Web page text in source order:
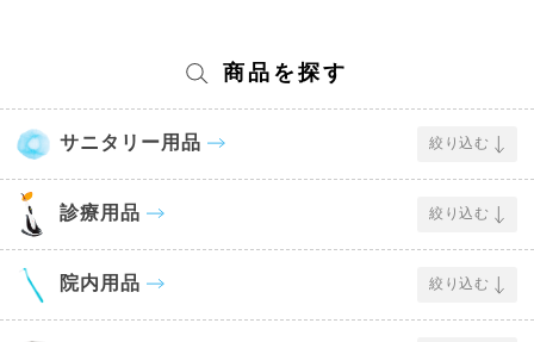
商品を探す
サニタリー用品 絞り込む
診療用品 絞り込む
院内用品 絞り込む